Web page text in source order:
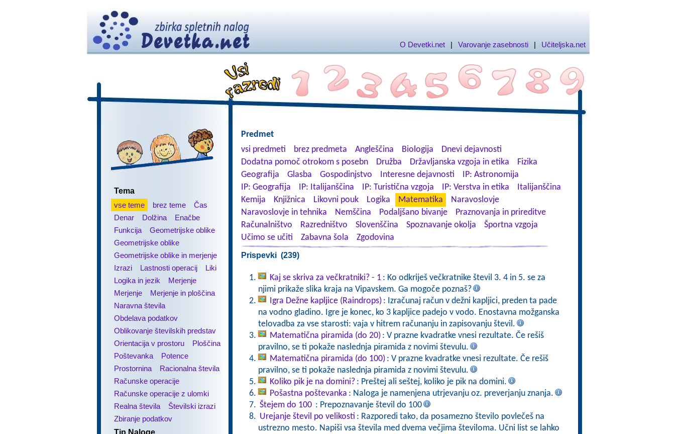
O Devetki.net | Varovanje zasebnosti | Učiteljska.net
Tema
vse teme
brez teme
Čas
Denar
Dolžina
Enačbe
Funkcija
Geometrijske oblike
Geometrijske oblike
Geometrijske oblike in merjenje
Izrazi
Lastnosti operacij
Liki
Logika in jezik
Merjenje
Merjenje
Merjenje in ploščina
Naravna števila
Obdelava podatkov
Oblikovanje številskih predstav
Orientacija v prostoru
Ploščina
Poštevanka
Potence
Prostornina
Racionalna števila
Računske operacije
Računske operacije z ulomki
Realna števila
Številski izrazi
Zbiranje podatkov
Tip Naloge
Predmet
vsi predmeti
brez predmeta Angleščina Biologija
Dnevi dejavnosti
Dodatna pomoč otrokom s posebn
Družba Državljanska vzgoja in etika
Fizika
Geografija
Glasba Gospodinjstvo Interesne dejavnosti
IP: Astronomija
IP: Geografija
IP: Italijanščina IP: Turistična vzgoja IP: Verstva in etika
Italijanščina
Kemija
Knjižnica Likovni pouk Logika Matematika
Naravoslovje
Naravoslovje in tehnika
Nemščina Podaljšano bivanje
Praznovanja in prireditve
Računalništvo
Razredništvo Slovenščina Spoznavanje okolja
Športna vzgoja
Učimo se učiti
Zabavna šola Zgodovina
Prispevki (239)
Kaj se skriva za večkratniki? - 1 : Ko odkriješ večkratnike števil 3. 4 in 5. se za
njimi prikaže slika kraja na Vipavskem. Ga mogoče poznaš?
Igra Dežne kapljice (Raindrops) : Izračunaj račun v dežni kapljici, preden ta pade
na vodno gladino. Igre je konec, ko 3 kapljice padejo v vodo. Enostavna možganska
telovadba za vse starosti: vaja v hitrem računanju in zapisovanju števil.
Matematična piramida (do 20) : V prazne kvadratke vnesi rezultate. Če rešiš
pravilno, se ti pokaže naslednja piramida z novimi števulu.
Matematična piramida (do 100) : V prazne kvadratke vnesi rezultate. Če rešiš
pravilno, se ti pokaže naslednja piramida z novimi števulu.
Koliko pik je na domini? : Preštej ali seštej, koliko je pik na domini.
Pošastna poštevanka : Naloga je namenjena utrjevanju oz. preverjanju znanja.
Štejem do 100 : Prepoznavanje števil do 100
Urejanje števil po velikosti : Razporedi tako, da posamezno število povlečeš na
ustrezno mesto. Napiši vsa števila med dvema večjima številoma. Učni list se lahko